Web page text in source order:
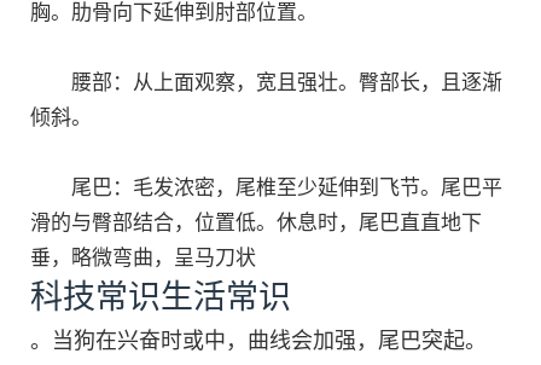
胸。肋骨向下延伸到肘部位置。
腰部：从上面观察，宽且强壮。臀部长，且逐渐
倾斜。
尾巴：毛发浓密，尾椎至少延伸到飞节。尾巴平
滑的与臀部结合，位置低。休息时，尾巴直直地下
垂，略微弯曲，呈马刀状
科技常识生活常识
。当狗在兴奋时或中，曲线会加强，尾巴突起。